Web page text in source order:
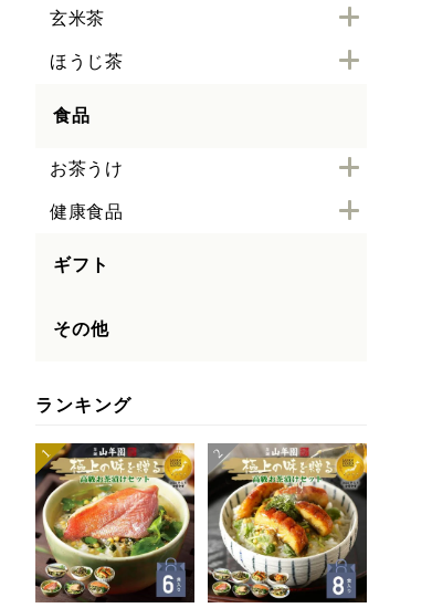
玄米茶
ほうじ茶
食品
お茶うけ
健康食品
ギフト
その他
ランキング